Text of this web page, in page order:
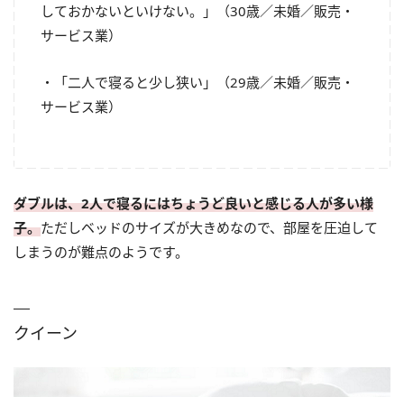
しておかないといけない。」（30歳／未婚／販売・
サービス業）
・「二人で寝ると少し狭い」（29歳／未婚／販売・
サービス業）
ダブルは、2人で寝るにはちょうど良いと感じる人が多い様
子。ただしベッドのサイズが大きめなので、部屋を圧迫して
しまうのが難点のようです。
クイーン